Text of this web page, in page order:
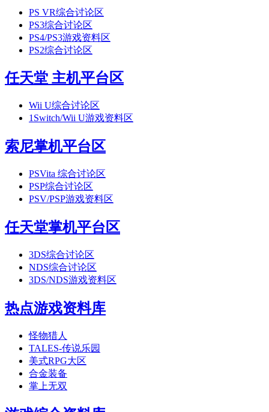
PS VR综合讨论区
PS3综合讨论区
PS4/PS3游戏资料区
PS2综合讨论区
任天堂 主机平台区
Wii U综合讨论区
1 Switch/Wii U游戏资料区
索尼掌机平台区
PSVita 综合讨论区
PSP综合讨论区
PSV/PSP游戏资料区
任天堂掌机平台区
3DS综合讨论区
NDS综合讨论区
3DS/NDS游戏资料区
热点游戏资料库
怪物猎人
TALES-传说乐园
美式RPG大区
合金装备
掌上无双